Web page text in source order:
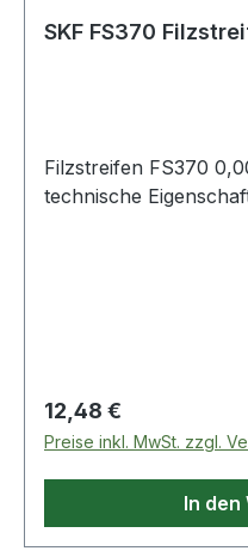
SKF FS370
Filzstreifen FS370
technische
Regulärer Preis:
12,48 €
Preise inkl. MwSt. zzgl.
In den